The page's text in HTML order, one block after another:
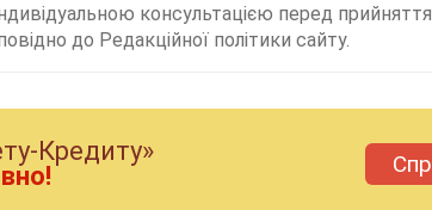
консультацією перед
до Редакційної політики сайту.
Кредиту»